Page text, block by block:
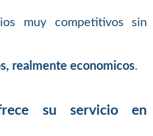
muy competitivos sin
realmente economicos.
su servicio en